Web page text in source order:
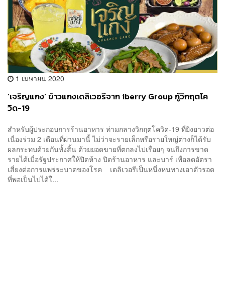
1 เมษายน 2020
‘เจริญแกง’ ข้าวแกงเดลิเวอรีจาก iberry Group กู้วิกฤตโค
วิด-19
สำหรับผู้ประกอบการร้านอาหาร ท่ามกลางวิกฤตโควิด-19 ที่ยิงยาวต่อ
เนื่องร่วม 2 เดือนที่ผ่านมานี้ ไม่ว่าจะรายเล็กหรือรายใหญ่ต่างก็ได้รับ
ผลกระทบด้วยกันทั้งสิ้น ด้วยยอดขายที่ตกลงไปเรื่อยๆ จนถึงการขาด
รายได้เมื่อรัฐประกาศให้ปิดห้าง ปิดร้านอาหาร และบาร์ เพื่อลดอัตรา
เสี่ยงต่อการแพร่ระบาดของโรค เดลิเวอรีเป็นหนึ่งหนทางเอาตัวรอด
ที่พอเป็นไปได้ใ...